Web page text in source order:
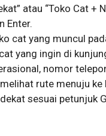
atau “Toko Cat +
Enter.
cat yang muncul
yang ingin di
nomor
rute menuju
sesuai petunjuk